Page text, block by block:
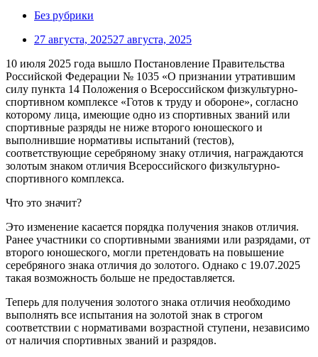
Без рубрики
27 августа, 202527 августа, 2025
10 июля 2025 года вышло Постановление Правительства
Российской Федерации № 1035 «О признании утратившим
силу пункта 14 Положения о Всероссийском физкультурно-
спортивном комплексе «Готов к труду и обороне», согласно
которому лица, имеющие одно из спортивных званий или
спортивные разряды не ниже второго юношеского и
выполнившие нормативы испытаний (тестов),
соответствующие серебряному знаку отличия, награждаются
золотым знаком отличия Всероссийского физкультурно-
спортивного комплекса.
Что это значит?
Это изменение касается порядка получения знаков отличия.
Ранее участники со спортивными званиями или разрядами, от
второго юношеского, могли претендовать на повышение
серебряного знака отличия до золотого. Однако с 19.07.2025
такая возможность больше не предоставляется.
Теперь для получения золотого знака отличия необходимо
выполнять все испытания на золотой знак в строгом
соответствии с нормативами возрастной ступени, независимо
от наличия спортивных званий и разрядов.